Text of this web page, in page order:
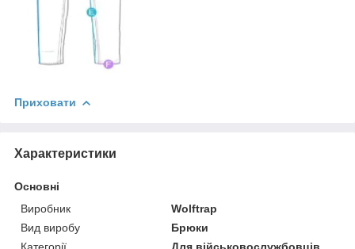
Приховати
Характеристики
Основні
Виробник
Wolftrap
Вид виробу
Брюки